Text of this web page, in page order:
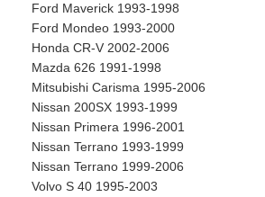
Ford Maverick 1993-1998
Ford Mondeo 1993-2000
Honda CR-V 2002-2006
Mazda 626 1991-1998
Mitsubishi Carisma 1995-2006
Nissan 200SX 1993-1999
Nissan Primera 1996-2001
Nissan Terrano 1993-1999
Nissan Terrano 1999-2006
Volvo S 40 1995-2003